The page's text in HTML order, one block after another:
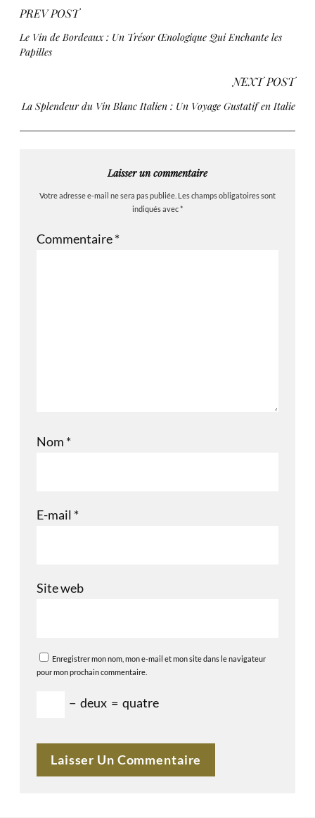
PREV POST
Le Vin de Bordeaux : Un Trésor Œnologique Qui Enchante les
Papilles
NEXT POST
La Splendeur du Vin Blanc Italien : Un Voyage Gustatif en Italie
Laisser un commentaire
Votre adresse e-mail ne sera pas publiée. Les champs obligatoires sont
indiqués avec*
Commentaire*
Nom *
E-mail *
Site web
Enregistrer mon nom, mon e-mail et mon site dans le navigateur
pour mon prochain commentaire.
− deux = quatre